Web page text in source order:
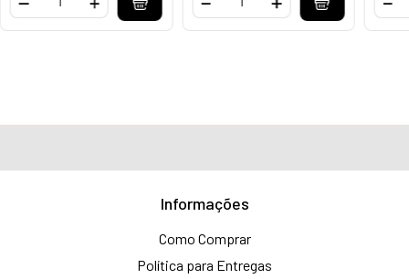
Informações
Como Comprar
Política para Entregas